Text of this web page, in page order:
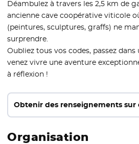
Déambulez à travers les 2,5 km de
ancienne cave coopérative viticole
(peintures, sculptures, graffs) ne
surprendre.
Oubliez tous vos codes, passez
venez vivre une aventure
à réflexion !
Obtenir des renseignements
Organisation